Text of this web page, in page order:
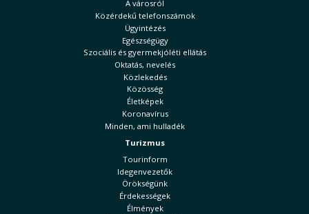
A városról
Közérdekű telefonszámok
Ügyintézés
Egészségügy
Szociális és gyermekjóléti ellátás
Oktatás, nevelés
Közlekedés
Közösség
Életképek
Koronavírus
Minden, ami hulladék
Turizmus
Tourinform
Idegenvezetők
Örökségünk
Érdekességek
Élmények